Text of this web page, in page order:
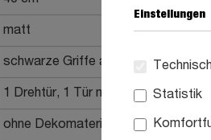
matt
schwarze Griffe aus Metall
1 Drehtür, 1 Tür mit Glaseinsatz
ohne Dekomaterial, ohne
Einstellungen
Statistik